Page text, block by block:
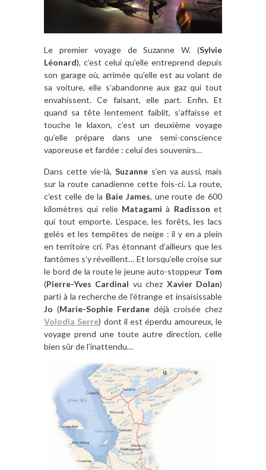
Le premier voyage de Suzanne W. (Sylvie
Léonard), c’est celui qu’elle entreprend depuis
son garage où, arrimée qu’elle est au volant de
sa voiture, elle s’abandonne aux gaz qui tout
envahissent. Ce faisant, elle part. Enfin. Et
quand sa tête lentement faiblit, s’affaisse et
touche le klaxon, c’est un deuxième voyage
qu’elle prépare dans une semi-conscience
vaporeuse et fardée : celui des souvenirs…
Dans cette vie-là,Suzanne s’en va aussi, mais
sur la route canadienne cette fois-ci. La route,
c’est celle de la Baie James, une route de 600
kilomètres qui relie Matagami à Radisson et
qui tout emporte. L’espace, les forêts, les lacs
gelés et les tempêtes de neige : il y en a plein
en territoire cri. Pas étonnant d’ailleurs que les
fantômes s’y réveillent… Et lorsqu’elle croise sur
le bord de la route le jeune auto-stoppeur Tom
(Pierre-Yves Cardinal vu chez Xavier Dolan)
parti à la recherche de l’étrange et insaisissable
Jo (Marie-Sophie Ferdane déjà croisée chez
Volodia Serre) dont il est éperdu amoureux, le
voyage prend une toute autre direction, celle
bien sûr de l’inattendu…